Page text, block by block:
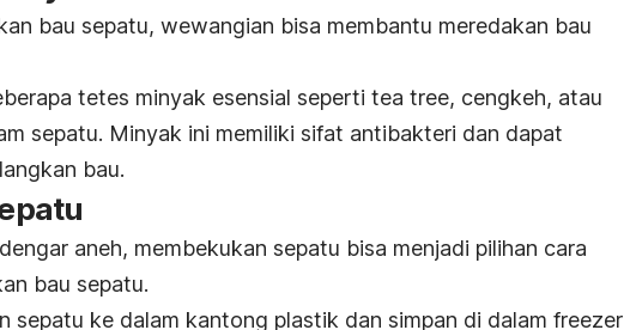
bau sepatu, wewangian bisa membantu meredakan bau
tetes minyak esensial seperti tea tree, cengkeh, atau
sepatu. Minyak ini memiliki sifat antibakteri dan dapat
bau.
aneh, membekukan sepatu bisa menjadi pilihan cara
bau sepatu.
sepatu ke dalam kantong plastik dan simpan di dalam freezer